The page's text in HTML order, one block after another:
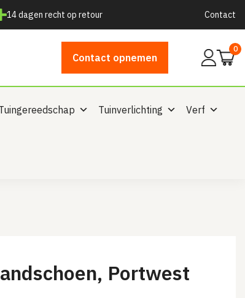
14 dagen recht op retour Contact
Contact opnemen
Mijn
0
Tuinverlichting Verf
Portwest